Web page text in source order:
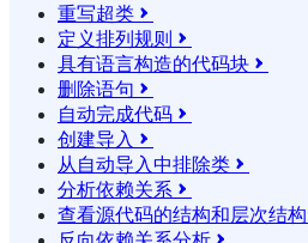
重写超类 
定义排列规则 
具有语言构造的代码块 
删除语句 
自动完成代码 
创建导入 
从自动导入中排除类 
分析依赖关系 
查看源代码的结构和层次结构